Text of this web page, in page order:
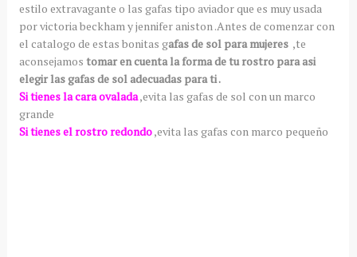
estilo extravagante o las gafas tipo aviador que es muy usada
por victoria beckham y jennifer aniston .Antes de comenzar con
el catalogo de estas bonitas gafas de sol para mujeres,te
aconsejamos tomar en cuenta la forma de tu rostro para asi
elegir las gafas de sol adecuadas para ti .
Si tienes la cara ovalada,evita las gafas de sol con un marco
grande
Si tienes el rostro redondo,evita las gafas con marco pequeño